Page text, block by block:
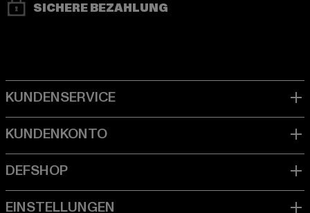
SICHERE BEZAHLUNG